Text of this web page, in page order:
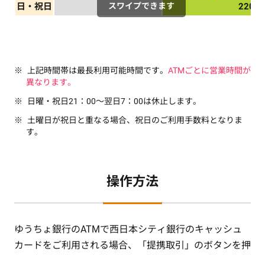
日・祝日
220円
スワイプできます
上記時間帯は最長利用可能時間です。 ATMごとに営業時間が
異なります。
日曜・祝日21：00～翌日7：00は休止します。
土曜日が祝日と重なる場合、祝日のご利用手数料となりま
す。
操作方法
ゆうちょ銀行のATMで西日本シティ銀行のキャッシュ
カードをご利用される場合、「提携取引」のボタンを押